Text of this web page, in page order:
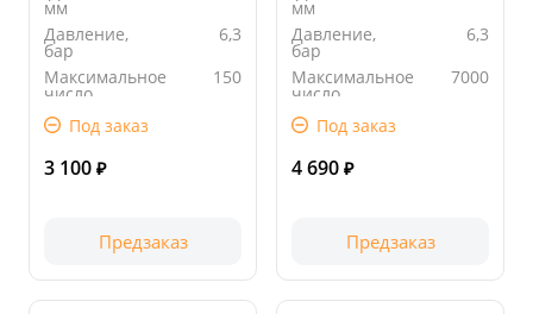
мм
Давление,
бар
6,3
Максимальное
число
об/мин
150
Под заказ
3 100 ₽
Предзаказ
мм
Давление,
бар
6,3
Максимальное
число
об/мин
7000
Под заказ
4 690 ₽
Предзаказ